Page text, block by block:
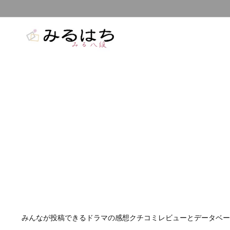
みんなが投稿できるドラマの感想クチコミレビューとデータベ